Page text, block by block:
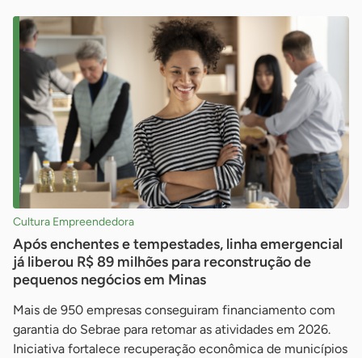
Cultura Empreendedora
Após enchentes e tempestades, linha emergencial
já liberou R$ 89 milhões para reconstrução de
pequenos negócios em Minas
Mais de 950 empresas conseguiram financiamento com
garantia do Sebrae para retomar as atividades em 2026.
Iniciativa fortalece recuperação econômica de municípios